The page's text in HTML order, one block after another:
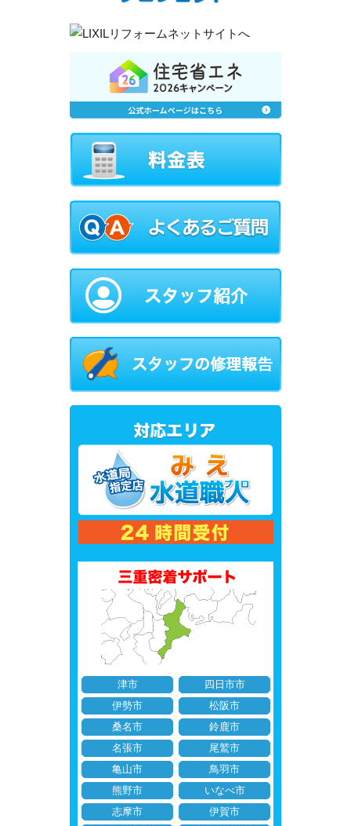
津市
四日市市
伊勢市
松阪市
桑名市
鈴鹿市
名張市
尾鷲市
亀山市
鳥羽市
熊野市
いなべ市
志摩市
伊賀市